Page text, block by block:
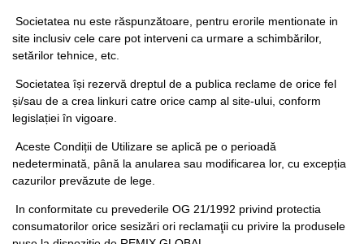
Societatea nu este răspunzătoare, pentru erorile mentionate in
site inclusiv cele care pot interveni ca urmare a schimbărilor,
setărilor tehnice, etc.
Societatea își rezervă dreptul de a publica reclame de orice fel
și/sau de a crea linkuri catre orice camp al site-ului, conform
legislației în vigoare.
Aceste Condiții de Utilizare se aplică pe o perioadă
nedeterminată, până la anularea sau modificarea lor, cu excepția
cazurilor prevăzute de lege.
In conformitate cu prevederile OG 21/1992 privind protectia
consumatorilor orice sesizări ori reclamaţii cu privire la produsele